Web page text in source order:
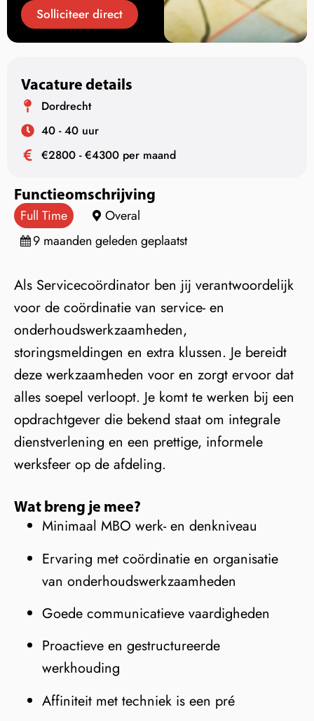
Solliciteer direct
Vacature details
Dordrecht
40 - 40 uur
€2800 - €4300 per maand
Functieomschrijving
Full Time
Overal
9 maanden geleden geplaatst
Als Servicecoördinator ben jij verantwoordelijk
voor de coördinatie van service- en
onderhoudswerkzaamheden,
storingsmeldingen en extra klussen. Je bereidt
deze werkzaamheden voor en zorgt ervoor dat
alles soepel verloopt. Je komt te werken bij een
opdrachtgever die bekend staat om integrale
dienstverlening en een prettige, informele
werksfeer op de afdeling.
Wat breng je mee?
Minimaal MBO werk- en denkniveau
Ervaring met coördinatie en organisatie
van onderhoudswerkzaamheden
Goede communicatieve vaardigheden
Proactieve en gestructureerde
werkhouding
Affiniteit met techniek is een pré